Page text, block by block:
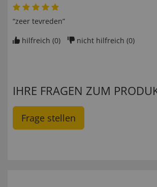
“zeer tevreden”
hilfreich (0) nicht hilfreich (0)
IHRE FRAGEN ZUM
Frage stellen